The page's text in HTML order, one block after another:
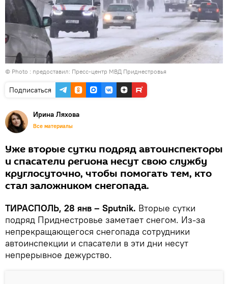
© Photo : предоставил: Пресс-центр МВД Приднестровья
Подписаться
Ирина Ляхова
Все материалы
Уже вторые сутки подряд автоинспекторы
и спасатели региона несут свою службу
круглосуточно, чтобы помогать тем, кто
стал заложником снегопада.
ТИРАСПОЛЬ, 28 янв – Sputnik. Вторые сутки
подряд Приднестровье заметает снегом. Из-за
непрекращающегося снегопада сотрудники
автоинспекции и спасатели в эти дни несут
непрерывное дежурство.